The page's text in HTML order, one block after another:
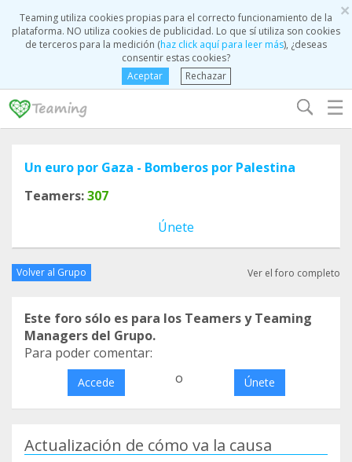
×
Teaming utiliza cookies propias para el correcto funcionamiento de la
plataforma. NO utiliza cookies de publicidad. Lo que sí utiliza son cookies
de terceros para la medición (haz click aquí para leer más), ¿deseas
consentir estas cookies?
Aceptar
Rechazar
☰
Un euro por Gaza - Bomberos por Palestina
Teamers:307
Únete
Volver al Grupo Ver el foro completo
Este foro sólo es para los Teamers y Teaming
Managers del Grupo.
Para poder comentar:
Accede o Únete
Actualización de cómo va la causa